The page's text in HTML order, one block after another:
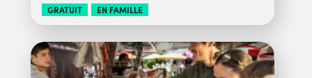
GRATUIT EN FAMILLE